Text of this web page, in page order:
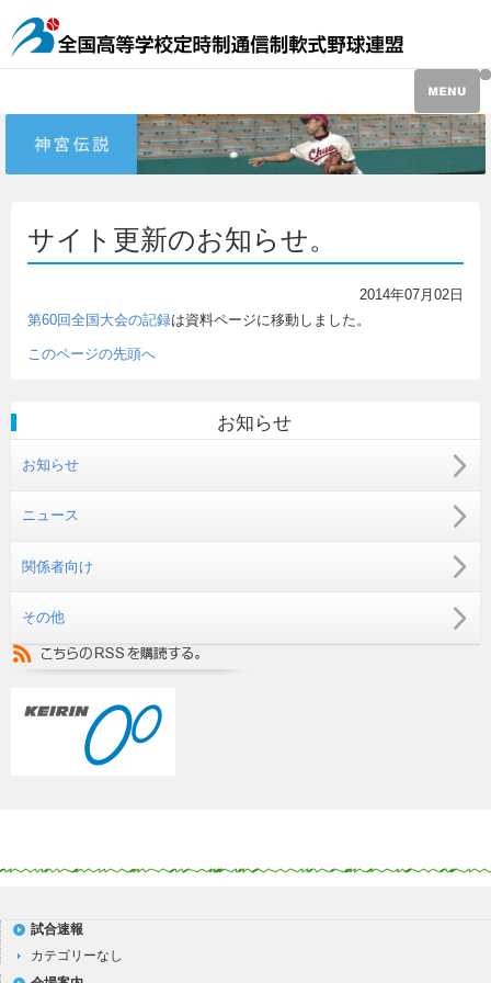
サイト更新のお知らせ。
2014年07月02日
第60回全国大会の記録は資料ページに移動しました。
このページの先頭へ
お知らせ
お知らせ
ニュース
関係者向け
その他
試合速報
カテゴリーなし